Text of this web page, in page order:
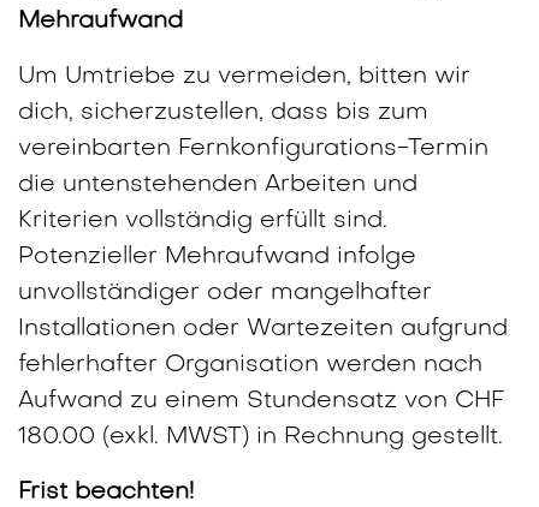
Mehraufwand
Um Umtriebe zu vermeiden, bitten wir
dich, sicherzustellen, dass bis zum
vereinbarten Fernkonfigurations-Termin
die untenstehenden Arbeiten und
Kriterien vollständig erfüllt sind.
Potenzieller Mehraufwand infolge
unvollständiger oder mangelhafter
Installationen oder Wartezeiten aufgrund
fehlerhafter Organisation werden nach
Aufwand zu einem Stundensatz von CHF
180.00 (exkl. MWST) in Rechnung gestellt.
Frist beachten!